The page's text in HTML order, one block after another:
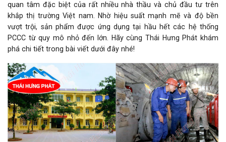
quan tâm đặc biệt của rất nhiều nhà thầu và chủ đầu tư trên
khắp thị trường Việt nam. Nhờ hiệu suất mạnh mẽ và độ bền
vượt trội, sản phẩm được ứng dụng tại hầu hết các hệ thống
PCCC từ quy mô nhỏ đến lớn. Hãy cùng Thái Hưng Phát khám
phá chi tiết trong bài viết dưới đây nhé!